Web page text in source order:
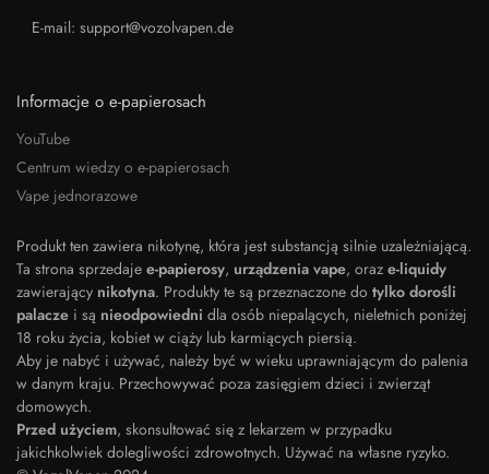
E-mail: support@vozolvapen.de
Informacje o e-papierosach
YouTube
Centrum wiedzy o e-papierosach
Vape jednorazowe
Produkt ten zawiera nikotynę, która jest substancją silnie uzależniającą.
Ta strona sprzedaje e-papierosy, urządzenia vape, oraz e-liquidy
zawierający nikotyna. Produkty te są przeznaczone do tylko dorośli
palacze i są nieodpowiedni dla osób niepalących, nieletnich poniżej
18 roku życia, kobiet w ciąży lub karmiących piersią.
Aby je nabyć i używać, należy być w wieku uprawniającym do palenia
w danym kraju. Przechowywać poza zasięgiem dzieci i zwierząt
domowych.
Przed użyciem, skonsultować się z lekarzem w przypadku
jakichkolwiek dolegliwości zdrowotnych. Używać na własne ryzyko.
Japanese